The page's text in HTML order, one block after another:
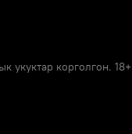
укуктар корголгон. 18+